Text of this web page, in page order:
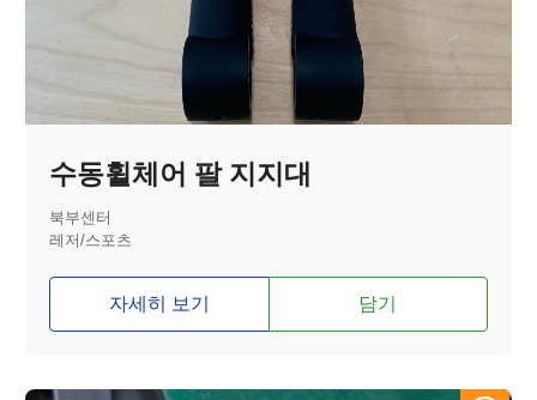
수동휠체어 팔 지지대
북부센터
레저/스포츠
자세히 보기 담기